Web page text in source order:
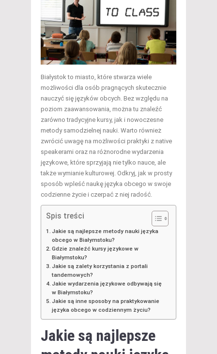
Białystok to miasto, które stwarza wiele
możliwości dla osób pragnących skutecznie
nauczyć się języków obcych. Bez względu na
poziom zaawansowania, można tu znaleźć
zarówno tradycyjne kursy, jak i nowoczesne
metody samodzielnej nauki. Warto również
zwrócić uwagę na możliwości praktyki z native
speakerami oraz na różnorodne wydarzenia
językowe, które sprzyjają nie tylko nauce, ale
także wymianie kulturowej. Odkryj, jak w prosty
sposób wpleść naukę języka obcego w swoje
codzienne życie i czerpać z niej radość.
Spis treści
Jakie są najlepsze metody nauki języka
obcego w Białymstoku?
Gdzie znaleźć kursy językowe w
Białymstoku?
Jakie są zalety korzystania z portali
tandemowych?
Jakie wydarzenia językowe odbywają się
w Białymstoku?
Jakie są inne sposoby na praktykowanie
języka obcego w codziennym życiu?
Jakie są najlepsze